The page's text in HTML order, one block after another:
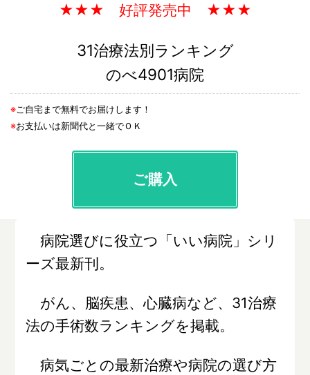
★★★ 好評発売中 ★★★
31治療法別ランキング
のべ4901病院
※ご自宅まで無料でお届けします！
※お支払いは新聞代と一緒でＯＫ
ご購入
病院選びに役立つ「いい病院」シリ
ーズ最新刊。
がん、脳疾患、心臓病など、31治療
法の手術数ランキングを掲載。
病気ごとの最新治療や病院の選び方